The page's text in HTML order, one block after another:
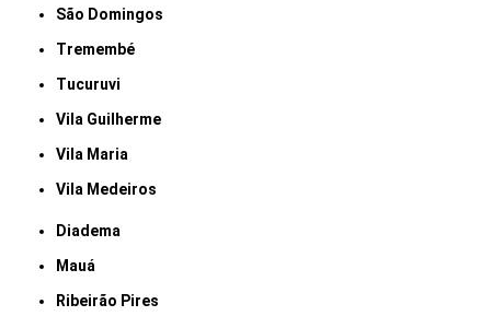
São Domingos
Tremembé
Tucuruvi
Vila Guilherme
Vila Maria
Vila Medeiros
Diadema
Mauá
Ribeirão Pires